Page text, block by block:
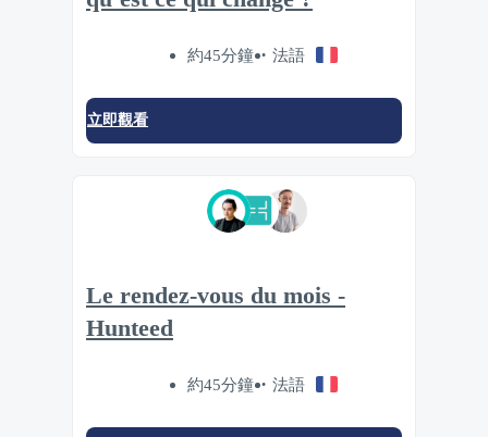
約45分鐘 法語
立即觀看
Le rendez-vous du mois -
Hunteed
約45分鐘 法語